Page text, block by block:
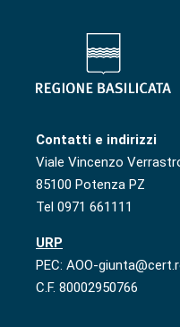
Contatti e indirizzi
Viale Vincenzo
85100 Potenza PZ
Tel 0971 661111
URP
PEC: AOO-
C.F. 80002950766